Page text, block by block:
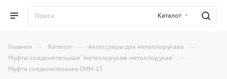
Каталог
Главная — Каталог — Аксессуары для металлорукава —
Муфты соединительные "металлорукав-металлорукав" —
Муфта соединительная СММ-15